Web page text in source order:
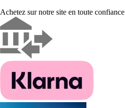
Achetez sur notre site en toute confiance